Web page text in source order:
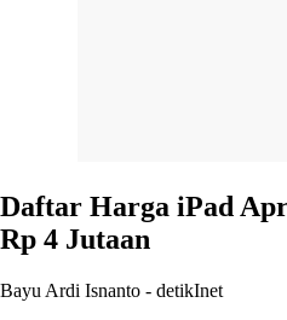
Daftar Harga iPad
Rp 4 Jutaan
Bayu Ardi Isnanto - detikInet